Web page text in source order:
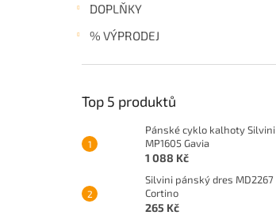
DOPLŇKY
% VÝPRODEJ
Top 5 produktů
Pánské cyklo kalhoty Silvini
MP1605 Gavia
1 088 Kč
Silvini pánský dres MD2267
Cortino
265 Kč